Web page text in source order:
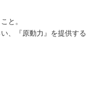
と。
、『原動力』を提供する